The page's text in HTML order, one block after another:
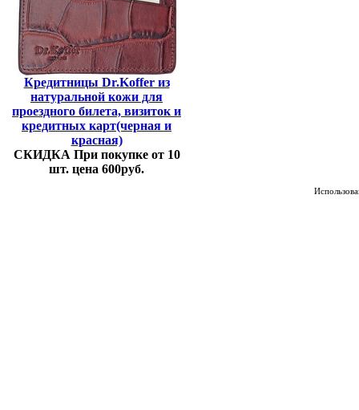
Кредитницы Dr.Koffer из
натуральной кожи для
проездного билета, визиток и
кредитных карт(черная и
красная)
СКИДКА При покупке от 10
шт. цена 600руб.